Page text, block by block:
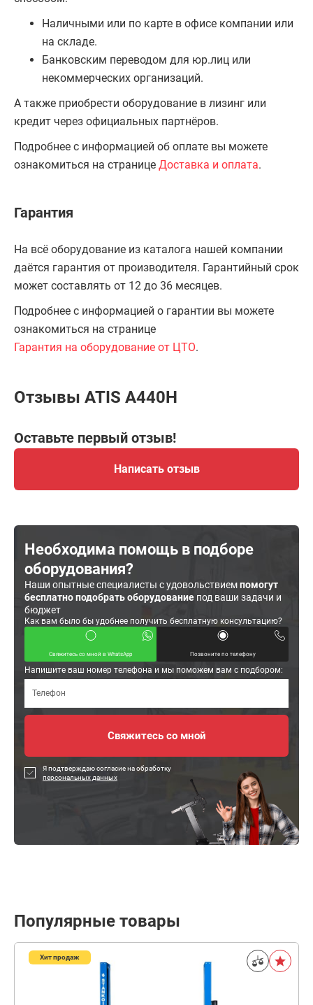
Наличными или по карте в офисе компании или
на складе.
Банковским переводом для юр.лиц или
некоммерческих организаций.
А также приобрести оборудование в лизинг или
кредит через официальных партнёров.
Подробнее с информацией об оплате вы можете
ознакомиться на странице Доставка и оплата.
Гарантия
На всё оборудование из каталога нашей компании
даётся гарантия от производителя. Гарантийный срок
может составлять от 12 до 36 месяцев.
Подробнее с информацией о гарантии вы можете
ознакомиться на странице
Гарантия на оборудование от ЦТО.
Отзывы ATIS А440H
Оставьте первый отзыв!
Написать отзыв
Необходима помощь в подборе
оборудования?
Наши опытные специалисты с удовольствиемпомогут
бесплатно подобрать оборудование под ваши задачи и
бюджет
Как вам было бы удобнее получить бесплатную консультацию?
Свяжитесь со мной в WhatsApp Позвоните по телефону
Напишите ваш номер телефона и мы поможем вам с подбором:
Я подтверждаю согласие на обработку
персональных данных
Популярные товары
Хит продаж